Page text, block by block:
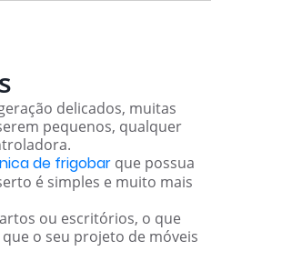
delicados, muitas
pequenos, qualquer
de frigobar que possua
é simples e muito mais
ou escritórios, o que
o seu projeto de móveis